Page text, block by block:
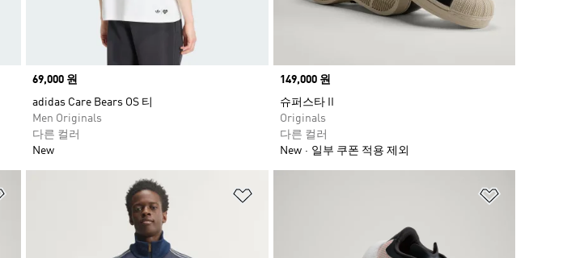
Price
69,000 원
adidas Care Bears OS 티
Men Originals
다른 컬러
New
Price
149,000 원
슈퍼스타 II
Originals
다른 컬러
New
일부 쿠폰 적용 제외